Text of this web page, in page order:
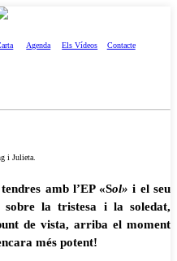
Agenda Els Vídeos Contacte
i Julieta.
amb l’EP «Sol» i el seu
la tristesa i la soledat,
de vista, arriba el moment
més potent!